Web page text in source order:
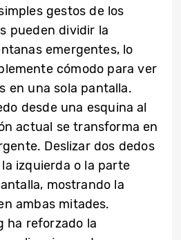
gestos de los
pueden dividir la
emergentes, lo
cómodo para ver
en una sola pantalla.
desde una esquina al
actual se transforma en
Deslizar dos dedos
izquierda o la parte
mostrando la
ambas mitades.
ha reforzado la